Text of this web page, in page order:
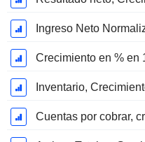
Inventario,
Cuentas por cobrar,